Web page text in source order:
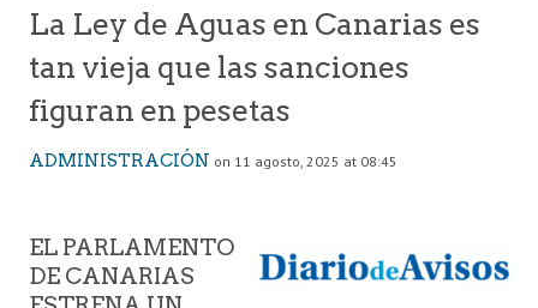
La Ley de Aguas en Canarias es
tan vieja que las sanciones
figuran en pesetas
ADMINISTRACIÓN on 11 agosto, 2025 at 08:45
EL PARLAMENTO
DE CANARIAS